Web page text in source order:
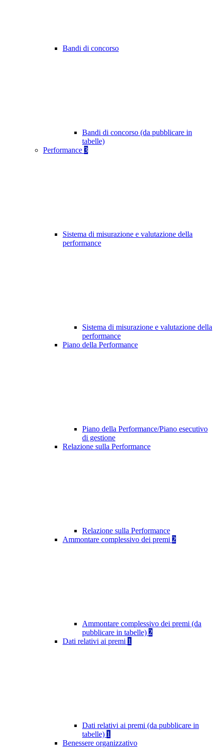
Bandi di concorso
Bandi di concorso (da pubblicare in
tabelle)
Performance 3
Sistema di misurazione e valutazione della
performance
Sistema di misurazione e valutazione della
performance
Piano della Performance
Piano della Performance/Piano esecutivo
di gestione
Relazione sulla Performance
Relazione sulla Performance
Ammontare complessivo dei premi 2
Ammontare complessivo dei premi (da
pubblicare in tabelle) 2
Dati relativi ai premi 1
Dati relativi ai premi (da pubblicare in
tabelle) 1
Benessere organizzativo